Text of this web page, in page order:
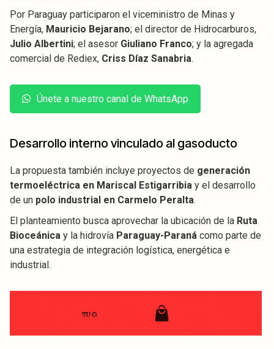
Por Paraguay participaron el viceministro de Minas y
Energía, Mauricio Bejarano; el director de Hidrocarburos,
Julio Albertini; el asesor Giuliano Franco; y la agregada
comercial de Rediex, Criss Díaz Sanabria.
Únete a nuestro canal de WhatsApp
Desarrollo interno vinculado al gasoducto
La propuesta también incluye proyectos de generación
termoeléctrica en Mariscal Estigarribia y el desarrollo
de un polo industrial en Carmelo Peralta.
El planteamiento busca aprovechar la ubicación de la Ruta
Bioceánica y la hidrovía Paraguay-Paraná como parte de
una estrategia de integración logística, energética e
industrial.